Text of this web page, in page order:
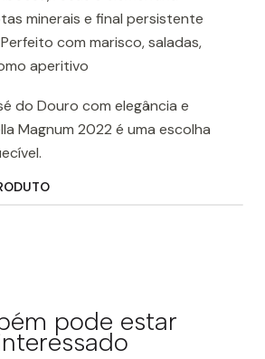
minerais e final persistente
com marisco, saladas,
aperitivo
do Douro com elegância e
Magnum 2022 é uma escolha
pode estar